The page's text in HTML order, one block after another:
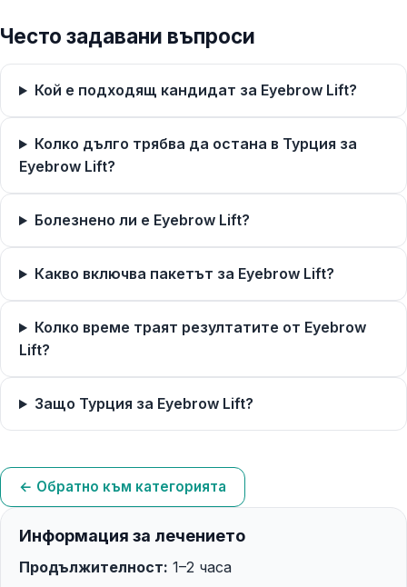
Често задавани въпроси
Кой е подходящ кандидат за Eyebrow Lift?
Колко дълго трябва да остана в Турция за
Eyebrow Lift?
Болезнено ли е Eyebrow Lift?
Какво включва пакетът за Eyebrow Lift?
Колко време траят резултатите от Eyebrow
Lift?
Защо Турция за Eyebrow Lift?
← Обратно към категорията
Информация за лечението
Продължителност: 1–2 часа